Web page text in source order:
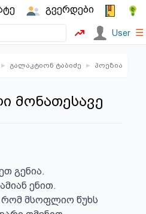
გვერდები
User ☰
▸ გალაკტიონ ტაბიძე ▸ პოეზია
მონათესავე
გენია.
ენით.
რომ მსოფლიო წუხს